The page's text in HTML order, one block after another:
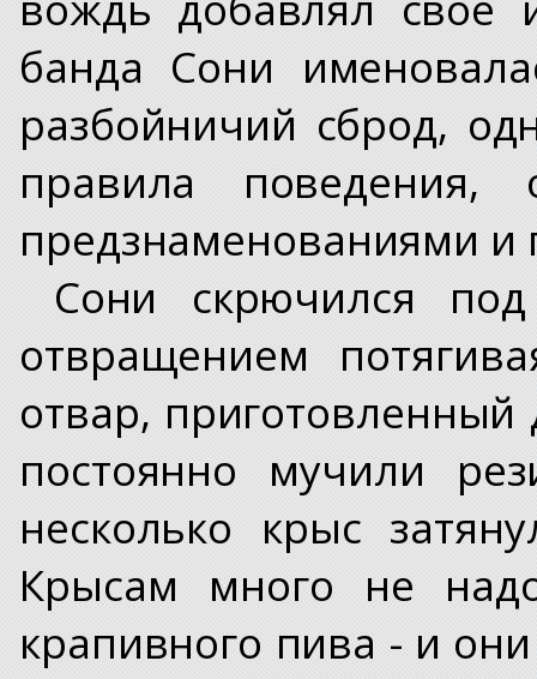
банда Сони
разбойничий сброд,
правила поведения,
предзнаменованиями и
Сони скрючился
отвращением
отвар,
постоянно мучили
несколько крыс
Крысам много не
крапивного пива - и